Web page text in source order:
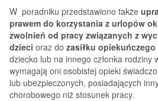
W poradniku przedstawiono także
prawem do korzystania z urlopów
zwolnień od pracy związanych z
dzieci oraz do zasiłku opiekuńczego
dziecko lub na innego członka rodziny
wymagają oni osobistej opieki
lub ubezpieczonych, posiadających
chorobowego niż stosunek pracy.